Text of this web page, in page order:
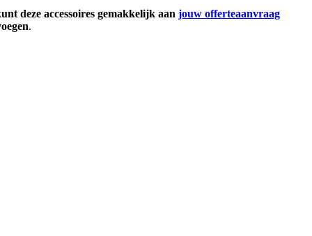
deze accessoires gemakkelijk aan jouw offerteaanvraag
.